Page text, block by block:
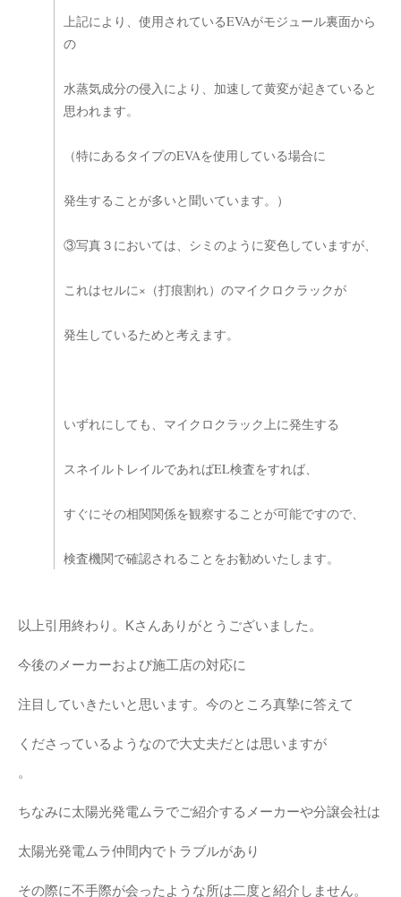
上記により、使用されているEVAがモジュール裏面から
の
水蒸気成分の侵入により、加速して黄変が起きていると
思われます。
（特にあるタイプのEVAを使用している場合に
発生することが多いと聞いています。）
③写真３においては、シミのように変色していますが、
これはセルに×（打痕割れ）のマイクロクラックが
発生しているためと考えます。
いずれにしても、マイクロクラック上に発生する
スネイルトレイルであればEL検査をすれば、
すぐにその相関関係を観察することが可能ですので、
検査機関で確認されることをお勧めいたします。
以上引用終わり。Kさんありがとうございました。
今後のメーカーおよび施工店の対応に
注目していきたいと思います。今のところ真摯に答えて
くださっているようなので大丈夫だとは思いますが
。
ちなみに太陽光発電ムラでご紹介するメーカーや分譲会社は
太陽光発電ムラ仲間内でトラブルがあり
その際に不手際が会ったような所は二度と紹介しません。